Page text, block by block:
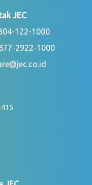
JEC
122-1000
2922-1000